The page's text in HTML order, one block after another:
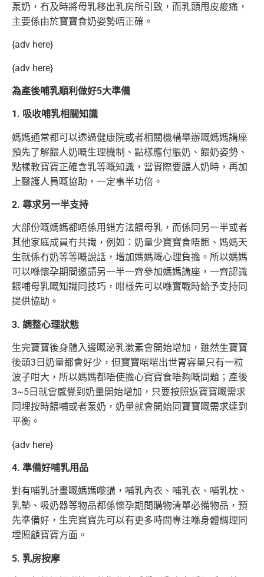
泵奶，冇及時將母乳移出乳房所引致，而乳頭甩皮痠痛，
主要係由於寶寶食奶姿勢唔正確。
{adv here}
{adv here}
為產後哺乳順利做好5大準備
1. 吸收哺乳相關知識
媽媽通常都可以透過健康院或者相關機構舉辦嘅媽媽講座
預先了解餵人奶嘅生理機制、點樣應付脹奶、餵奶姿勢、
點樣教寶寶正確含乳等嘅知識，當實際要餵人奶時，再加
上醫護人員嘅協助，一定事半功倍。
2. 尋求另一半支持
大部份嘅媽媽都唔係用錯方法餵母乳，而係同另一半或者
其他家庭成員冇共識，例如：奶量少寶寶食唔飽、媽媽天
生就係冇奶等等嘅說話，增加媽媽嘅心理負擔。所以媽媽
可以喺懷孕期間邀請另一半一齊參加媽媽講座，一齊認識
餵哺母乳嘅知識同技巧，咁樣先可以喺實戰時給予支持同
提供協助。
3. 調整心理狀態
生完寶寶後身體入邊嘅泌乳激素會開始增加，雖然生寶寶
後頭3日奶量都會好少，但寶寶啱啱出世胃容量只有一粒
波子咁大，所以媽媽都唔使擔心寶寶食唔夠嘅問題；產後
3~5日就會感覺到奶量開始增加，只要按照返寶寶嘅需求
同埋按時餵哺或者泵奶，奶量就會開始同寶寶嘅需求達到
平衡。
{adv here}
4. 準備好哺乳用品
對有哺乳計畫嘅媽媽嚟講，哺乳內衣、哺乳衣、哺乳枕、
乳墊、吸奶器等物品都係懷孕期間購物清單必備物品，預
先準備好，生完寶寶先可以有更多時間專注喺身體調理同
埋照顧寶寶方面。
5. 乳房按摩